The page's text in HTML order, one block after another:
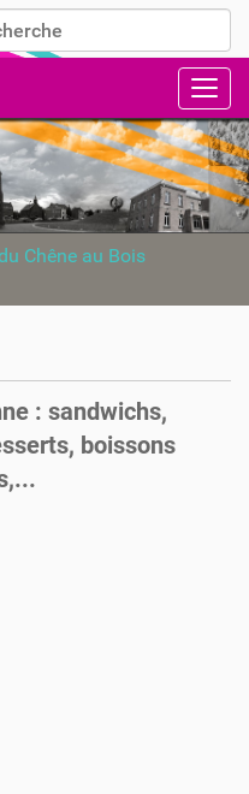
par
avancée…
Chêne au Bois
: sandwichs,
boissons